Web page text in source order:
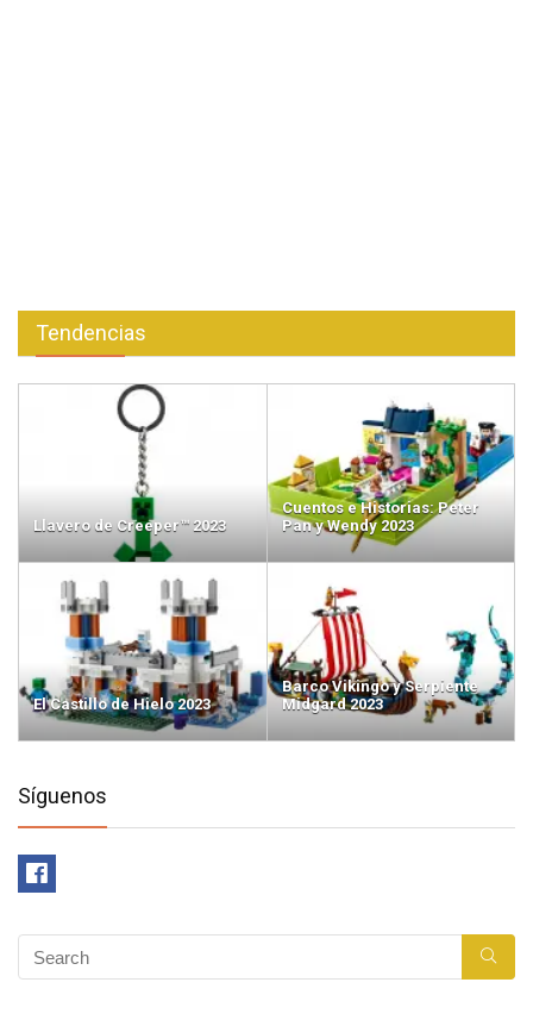
Tendencias
Llavero de Creeper™ 2023
Cuentos e Historias: Peter
Pan y Wendy 2023
El Castillo de Hielo 2023
Barco Vikingo y Serpiente
Midgard 2023
Síguenos